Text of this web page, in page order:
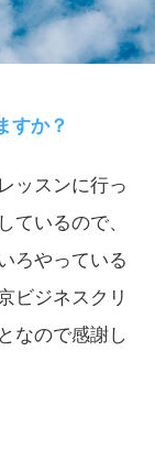
すか？
ッスンに行っ
ているので、
ろやっている
ビジネスクリ
なので感謝し